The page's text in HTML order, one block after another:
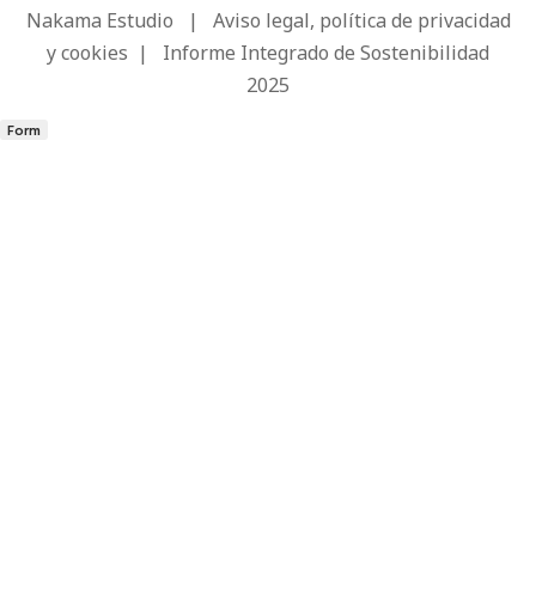
Nakama Estudio | Aviso legal, política de privacidad
y cookies | Informe Integrado de Sostenibilidad
2025
Form